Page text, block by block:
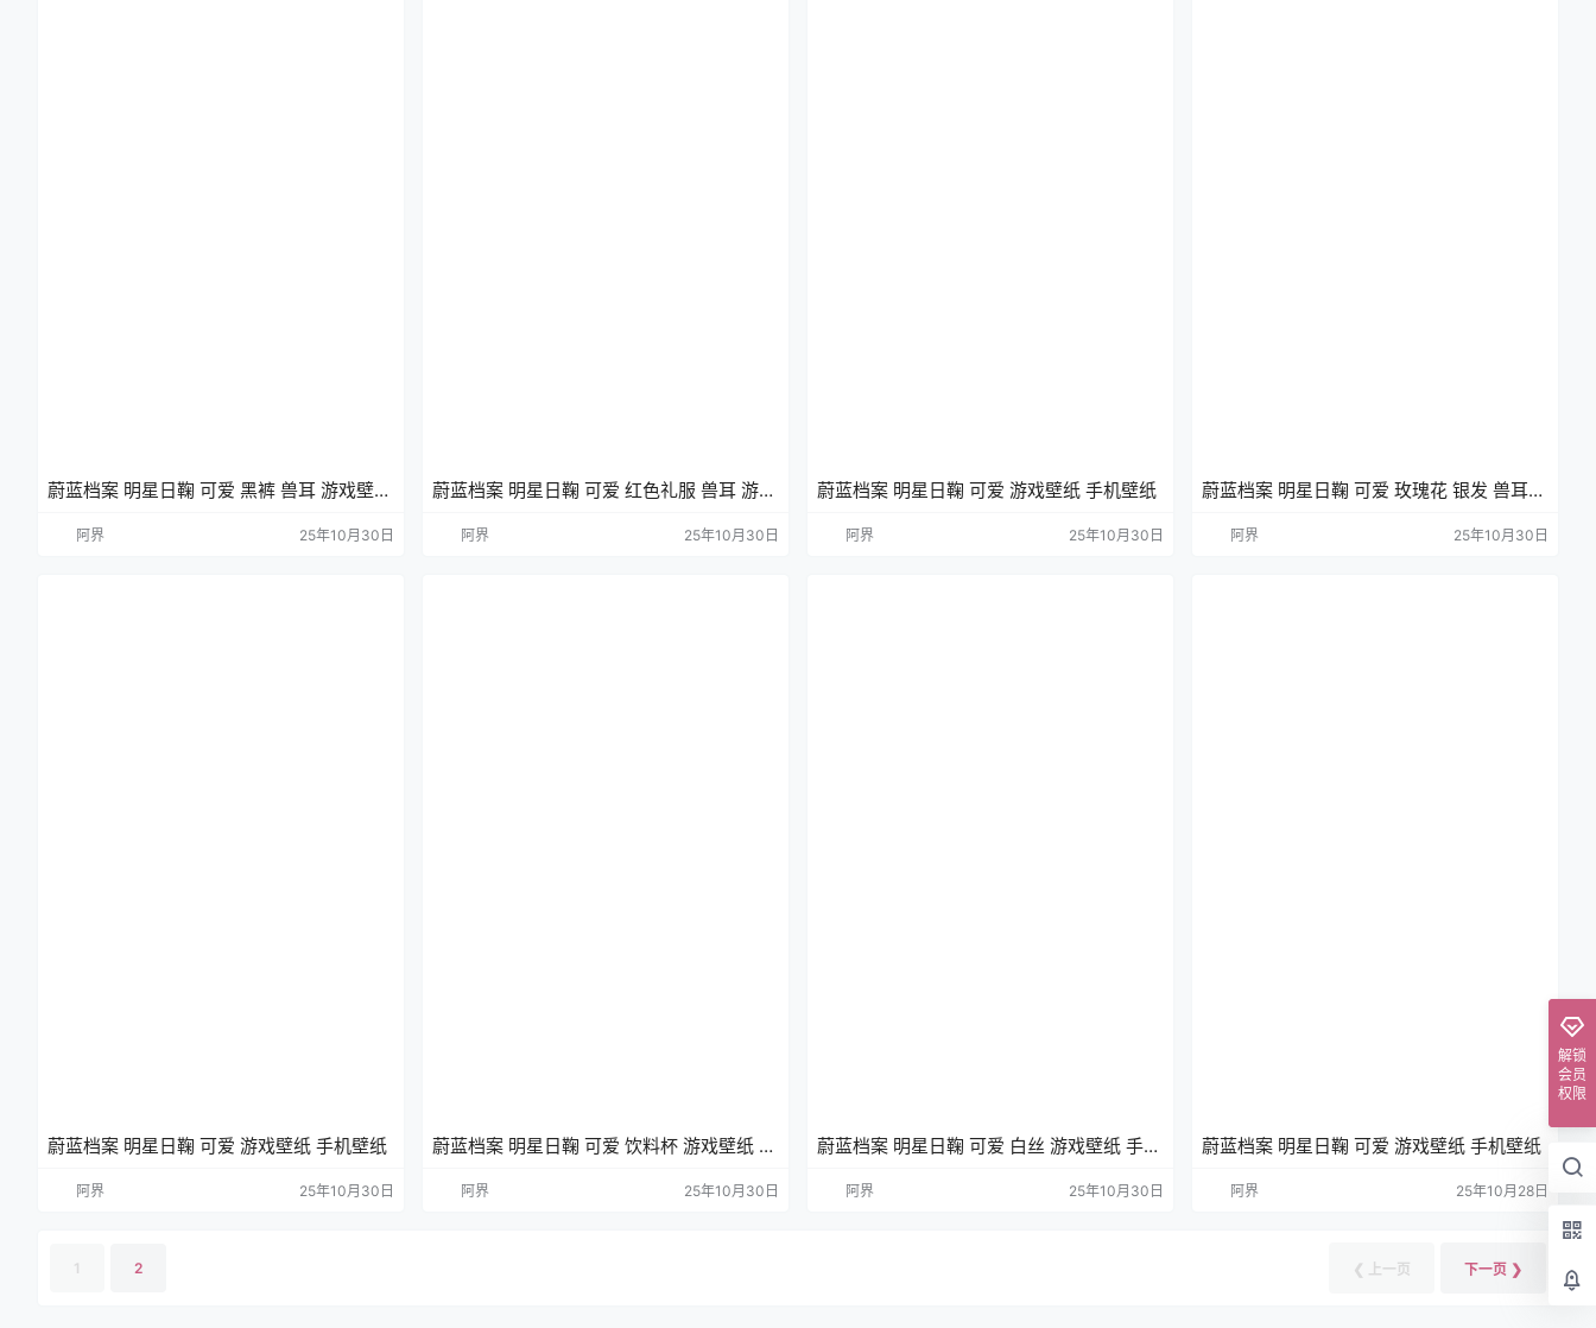
蔚蓝档案 明星日鞠 可爱 黑裤 兽耳 游戏壁纸
阿界 25年10月30日
蔚蓝档案 明星日鞠 可爱 红色礼服 兽耳 游戏
阿界 25年10月30日
蔚蓝档案 明星日鞠 可爱 游戏壁纸 手机壁纸
阿界 25年10月30日
蔚蓝档案 明星日鞠 可爱 玫瑰花 银发 兽耳
阿界 25年10月30日
蔚蓝档案 明星日鞠 可爱 游戏壁纸 手机壁纸
阿界 25年10月30日
蔚蓝档案 明星日鞠 可爱 饮料杯 游戏壁纸 手
阿界 25年10月30日
蔚蓝档案 明星日鞠 可爱 白丝 游戏壁纸 手机
阿界 25年10月30日
蔚蓝档案 明星日鞠 可爱 游戏壁纸 手机壁纸
阿界 25年10月28日
1 2 ❮ 上一页 下一页 ❯
解锁
会员
权限